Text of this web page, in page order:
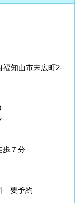
知山市末広町2-
歩７分
要予約